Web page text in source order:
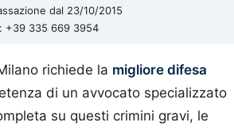
dal 23/10/2015
+39 335 669 3954
richiede la migliore difesa
di un avvocato specializzato
su questi crimini gravi, le